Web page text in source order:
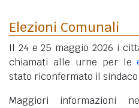
Elezioni Comunali
Il 24 e 25 maggio 2026 i
chiamati alle urne per le
stato riconfermato il sindaco
Maggiori informazioni